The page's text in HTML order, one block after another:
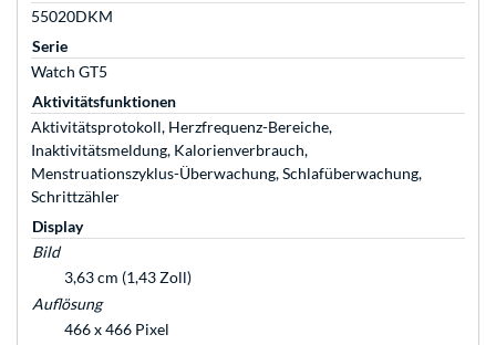
55020DKM
Serie
Watch GT5
Aktivitätsfunktionen
Aktivitätsprotokoll, Herzfrequenz-Bereiche,
Inaktivitätsmeldung, Kalorienverbrauch,
Menstruationszyklus-Überwachung, Schlafüberwachung,
Schrittzähler
Display
Bild
3,63 cm (1,43 Zoll)
Auflösung
466 x 466 Pixel